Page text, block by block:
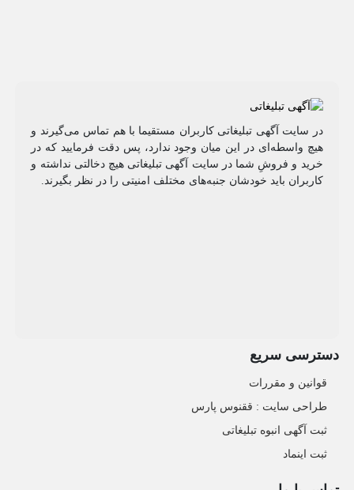
در سایت آگهی تبلیغاتی کاربران مستقیما با هم تماس می‌گیرند و
هیچ واسطه‌ای در این میان وجود ندارد، پس دقت فرمایید که در
خرید و فروشِ شما در سایت آگهی تبلیغاتی هیچ دخالتی نداشته و
کاربران باید خودشان جنبه‌های مختلف امنیتی را در نظر بگیرند.
دسترسی سریع
قوانین و مقررات
طراحی سایت : ققنوس پارس
ثبت آگهی انبوه تبلیغاتی
ثبت اینماد